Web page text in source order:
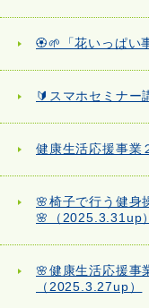
🏵️🌱「花いっぱい
🔰スマホセミナー
健康生活応援事
🌸椅子で行う健
🌸（2025.3.31up）
🌸健康生活応援事
（2025.3.27up）